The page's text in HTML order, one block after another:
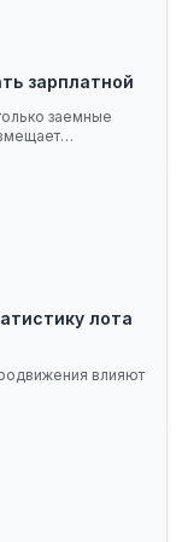
зарплатной
заемные
лота
влияют